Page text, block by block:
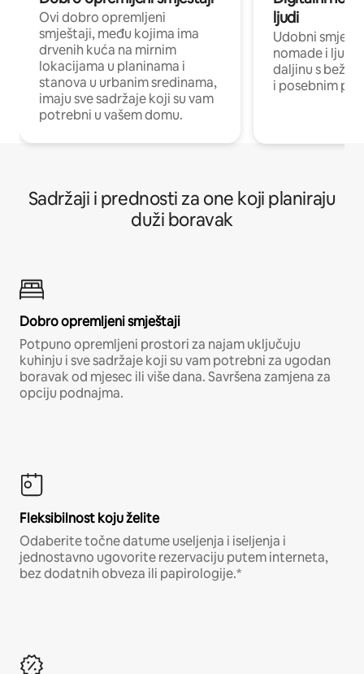
Ovi dobro opremljeni
smještaji, među kojima ima
drvenih kuća na mirnim
lokacijama u planinama i
stanova u urbanim sredinama,
imaju sve sadržaje koji su vam
potrebni u vašem domu.
ljudi
Udobni
nomade i ljude
daljinu s
i posebnim
Sadržaji i prednosti za one koji planiraju
duži boravak
Dobro opremljeni smještaji
Potpuno opremljeni prostori za najam uključuju
kuhinju i sve sadržaje koji su vam potrebni za ugodan
boravak od mjesec ili više dana. Savršena zamjena za
opciju podnajma.
Fleksibilnost koju želite
Odaberite točne datume useljenja i iseljenja i
jednostavno ugovorite rezervaciju putem interneta,
bez dodatnih obveza ili papirologije.*